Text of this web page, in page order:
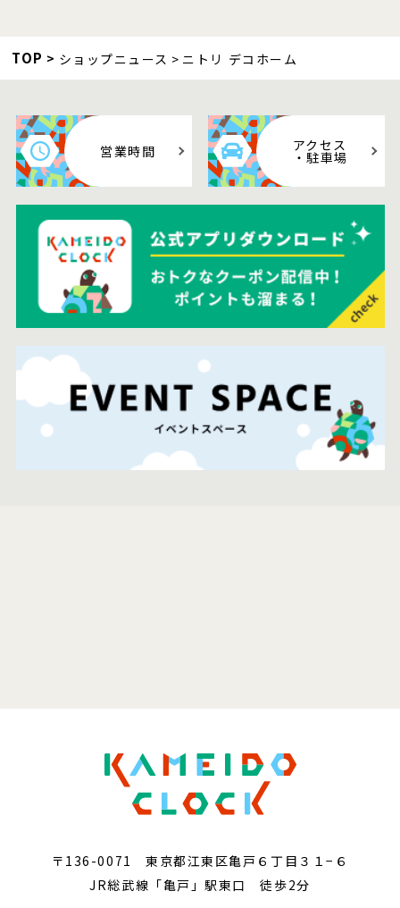
TOP ショップニュース ニトリ デコホーム
営業時間 アクセス
・駐車場
〒136-0071 東京都江東区亀戸６丁目３１−６
JR総武線「亀戸」駅東口 徒歩2分